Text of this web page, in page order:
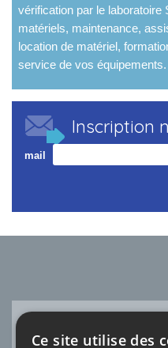
vérification par le laboratoire
matériels, maintenance,
location de matériel,
service de vos équipements.
Inscription
mail
ACCRÉDITATION
Ce site utilise des